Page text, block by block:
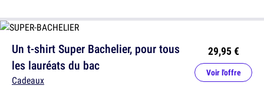
Un t-shirt Super Bachelier, pour tous
les lauréats du bac
Cadeaux
29,95 €
Voir l'offre